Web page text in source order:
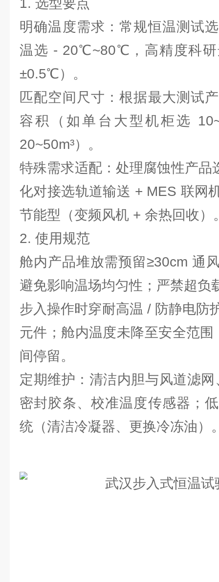
1. 选型要点
明确温度需求：常规恒温测试
温选 - 20℃~80℃，高精度科
±0.5℃）。
匹配空间尺寸：根据最大测试
容积（如单台大型机柜选
20~50m³）。
特殊需求适配：处理腐蚀性产品
化对接选轨道输送 + MES 联网
节能型（变频风机 + 余热回收）
2. 使用规范
舱内产品堆放需预留≥30cm 通
避免影响温场均匀性；严禁超负
步入操作时穿耐高温 / 防静电防
元件；舱内温度未降至安全范
间停留。
定期维护：清洁内胆与风道滤
密封胶条、校准温度传感器；
统（清洁冷凝器、更换冷冻油）